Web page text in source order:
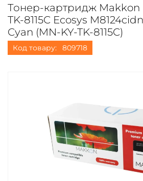
Тонер-картридж Makkon
TK-8115C Ecosys
Cyan (MN-KY-TK-8115C)
Код товару: 809718